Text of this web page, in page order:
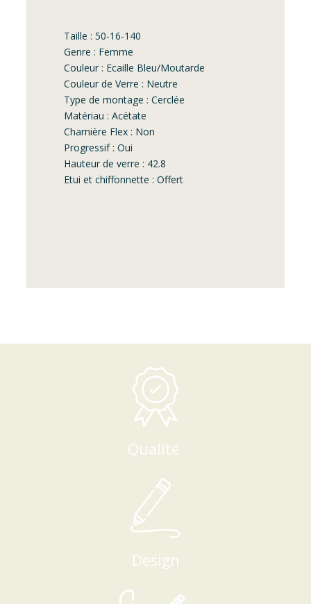
Taille : 50-16-140
Genre : Femme
Couleur : Ecaille Bleu/Moutarde
Couleur de Verre : Neutre
Type de montage : Cerclée
Matériau : Acétate
Charnière Flex : Non
Progressif : Oui
Hauteur de verre : 42.8
Etui et chiffonnette : Offert
Qualité
Design